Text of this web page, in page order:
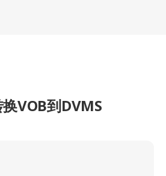
VOB到DVMS